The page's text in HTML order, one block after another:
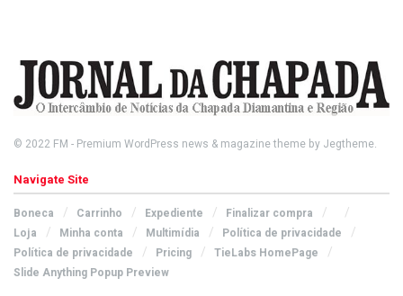
© 2022 FM - Premium WordPress news & magazine theme by Jegtheme.
Navigate Site
Boneca Carrinho Expediente
Finalizar compra
Loja
Minha conta Multimídia
Política de privacidade
Política de privacidade
Pricing
TieLabs HomePage
Slide Anything Popup Preview